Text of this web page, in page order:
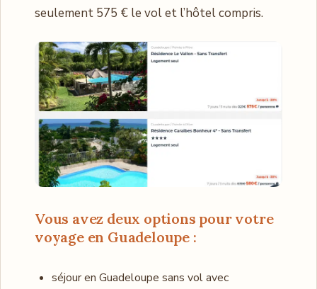
seulement 575 € le vol et l’hôtel compris.
Vous avez deux options pour votre
voyage en Guadeloupe :
séjour en Guadeloupe sans vol avec